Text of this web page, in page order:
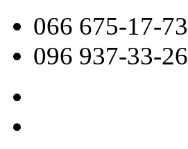
066 675-17-73
096 937-33-26